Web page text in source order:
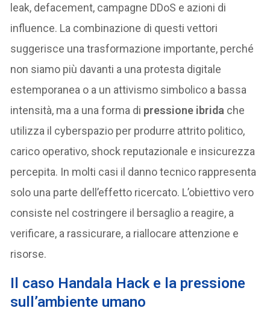
leak, defacement, campagne DDoS e azioni di
influence. La combinazione di questi vettori
suggerisce una trasformazione importante, perché
non siamo più davanti a una protesta digitale
estemporanea o a un attivismo simbolico a bassa
intensità, ma a una forma di pressione ibrida che
utilizza il cyberspazio per produrre attrito politico,
carico operativo, shock reputazionale e insicurezza
percepita. In molti casi il danno tecnico rappresenta
solo una parte dell’effetto ricercato. L’obiettivo vero
consiste nel costringere il bersaglio a reagire, a
verificare, a rassicurare, a riallocare attenzione e
risorse.
Il caso Handala Hack e la pressione
sull’ambiente umano